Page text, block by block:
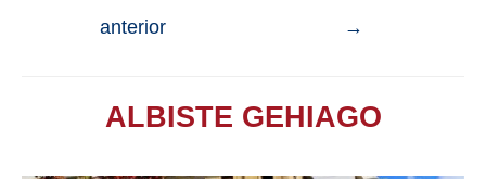
anterior
→
ALBISTE GEHIAGO